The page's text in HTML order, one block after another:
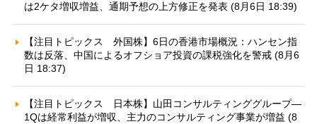
は2ケタ増収増益、通期予想の上方修正を発表 (8月6日 18:39)
【注目トピックス 外国株】6日の香港市場概況：ハンセン指
数は反落、中国によるオフショア投資の課税強化を警戒 (8月6
日 18:37)
【注目トピックス 日本株】山田コンサルティンググループ—
1Qは経常利益が増収、主力のコンサルティング事業が増益 (8